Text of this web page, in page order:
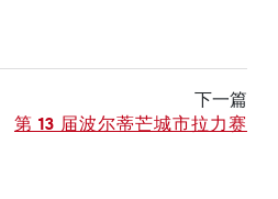
下一篇
第 13 届波尔蒂芒城市拉力赛